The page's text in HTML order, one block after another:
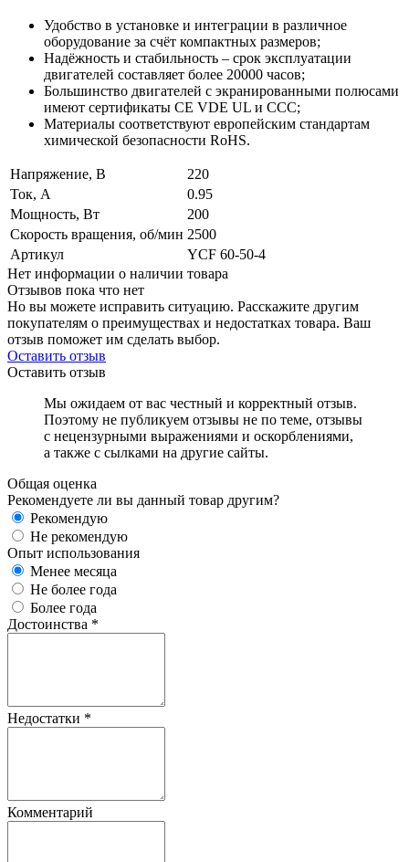
Удобство в установке и интеграции в различное
оборудование за счёт компактных размеров;
Надёжность и стабильность – срок эксплуатации
двигателей составляет более 20000 часов;
Большинство двигателей с экранированными полюсами
имеют сертификаты CE VDE UL и CCC;
Материалы соответствуют европейским стандартам
химической безопасности RoHS.
Напряжение, В
220
Ток, А
0.95
Мощность, Вт
200
Скорость вращения, об/мин 2500
Артикул
YCF 60-50-4
Нет информации о наличии товара
Отзывов пока что нет
Но вы можете исправить ситуацию. Расскажите другим
покупателям о преимуществах и недостатках товара. Ваш
отзыв поможет им сделать выбор.
Оставить отзыв
Оставить отзыв
Мы ожидаем от вас честный и корректный отзыв.
Поэтому не публикуем отзывы не по теме, отзывы
с нецензурными выражениями и оскорблениями,
а также с сылками на другие сайты.
Общая оценка
Рекомендуете ли вы данный товар другим?
Рекомендую
Не рекомендую
Опыт использования
Менее месяца
Не более года
Более года
Достоинства *
Недостатки *
Комментарий